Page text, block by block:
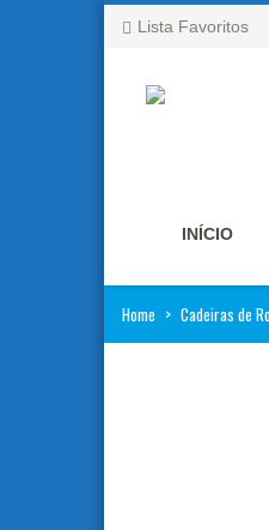
Lista Favoritos
INÍCIO
Home > Cadeiras de